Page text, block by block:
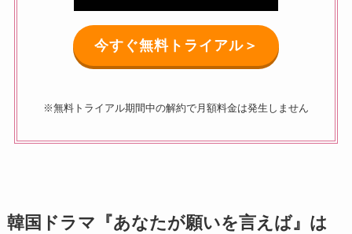
今すぐ無料トライアル＞
※無料トライアル期間中の解約で月額料金は発生しません
韓国ドラマ『あなたが願いを言えば』は